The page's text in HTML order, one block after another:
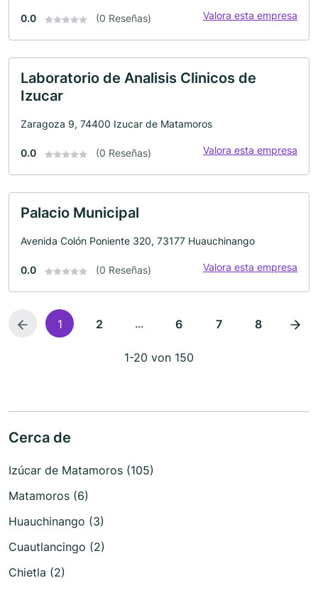
0.0 (0 Reseñas) Valora esta empresa
Laboratorio de Analisis Clinicos de
Izucar
Zaragoza 9, 74400 Izucar de Matamoros
0.0 (0 Reseñas) Valora esta empresa
Palacio Municipal
Avenida Colón Poniente 320, 73177 Huauchinango
0.0 (0 Reseñas) Valora esta empresa
1 2 ... 6 7 8
1-20 von 150
Cerca de
Izúcar de Matamoros (105)
Matamoros (6)
Huauchinango (3)
Cuautlancingo (2)
Chietla (2)